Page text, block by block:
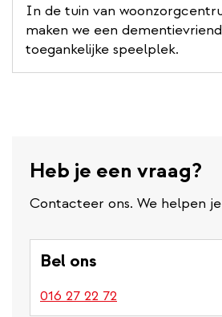
In de tuin van
maken we een
toegankelijke speelplek.
Heb je een vraag?
Contacteer ons. We helpen
Bel ons
016 27 22 72